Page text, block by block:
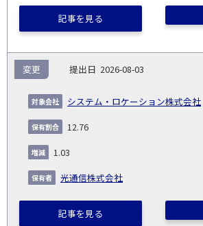
記事を見る
2026-08-03
システム・ロケーション株式会社
変更
12.76
1.03
光通信株式会社
記事を見る